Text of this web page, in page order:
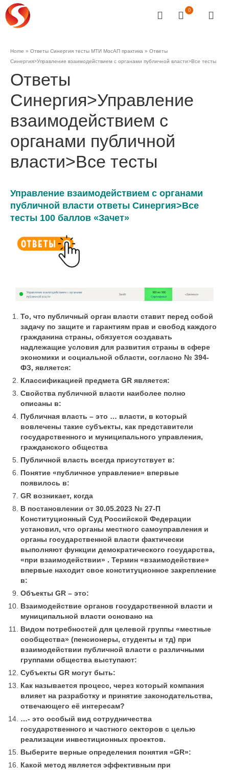
0
Home » Ответы Синергия тесты МТИ МосАП практика » Ответы
Синергия>Управление взаимодействием с органами публичной власти>Все тесты
Ответы
Синергия>Управление
взаимодействием с
органами публичной
власти>Все тесты
Управление взаимодействием с органами
публичной власти ответы Синергия>Все
тесты 100 баллов «Зачет»
То, что публичный орган власти ставит перед собой
задачу по защите и гарантиям прав и свобод каждого
гражданина страны, обязуется создавать
надлежащие условия для развития страны в сфере
экономики и социальной области, согласно № 394-
ФЗ, является:
Классификацией предмета GR является:
Свойства публичной власти наиболее полно
описаны в:
Публичная власть – это … власти, в который
вовлечены такие субъекты, как представители
государственного и муниципального управления,
гражданского общества
Публичной власть всегда присутствует в:
Понятие «публичное управление» впервые
появилось в:
GR возникает, когда
В постановлении от 30.05.2023 № 27-П
Конституционный Суд Российской Федерации
установил, что органы местного самоуправления и
органы государственной власти фактически
выполняют функции демократического государства,
«при взаимодействии» . Термин «взаимодействие»
впервые находит свое конституционное закрепление
в:
Объекты GR – это:
Взаимодействие органов государственной власти и
муниципальной власти основано на
Видом потребностей для целевой группы «местные
сообщества» (пенсионеры, студенты и тд) при
взаимодействии публичной власти с различными
группами общества выступают:
Субъекты GR могут быть:
Как называется процесс, через который компания
влияет на разработку и принятие законодательства,
отвечающего её интересам?
…- это особый вид сотрудничества
государственного и частного секторов с целью
реализации инвестиционных проектов.
Выберите верные определения понятия «GR»:
Какой метод является эффективным при